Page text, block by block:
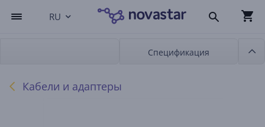
RU
Спецификация
Кабели и адаптеры